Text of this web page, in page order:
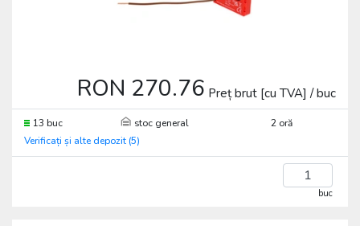
RON 270.76 Preț brut [cu TVA] / buc
13 buc stoc general
2 oră
Verificați și alte depozit (5)
buc